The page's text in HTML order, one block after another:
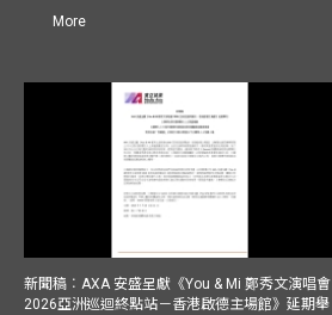
More
新聞稿︰AXA 安盛呈獻《You & Mi 鄭秀文演唱會
2026亞洲巡迴終點站－香港啟德主場館》延期舉